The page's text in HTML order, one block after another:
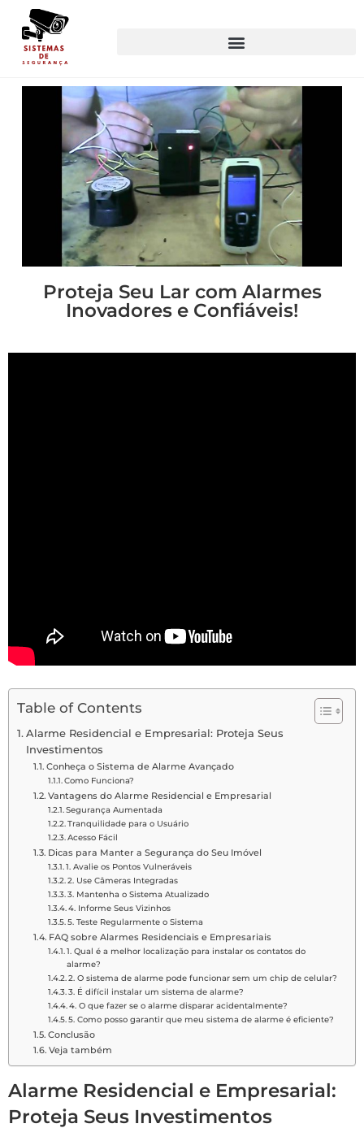
Proteja Seu Lar com Alarmes
Inovadores e Confiáveis!
Table of Contents
Alarme Residencial e Empresarial: Proteja Seus
Investimentos
Conheça o Sistema de Alarme Avançado
Como Funciona?
Vantagens do Alarme Residencial e Empresarial
Segurança Aumentada
Tranquilidade para o Usuário
Acesso Fácil
Dicas para Manter a Segurança do Seu Imóvel
1. Avalie os Pontos Vulneráveis
2. Use Câmeras Integradas
3. Mantenha o Sistema Atualizado
4. Informe Seus Vizinhos
5. Teste Regularmente o Sistema
FAQ sobre Alarmes Residenciais e Empresariais
1. Qual é a melhor localização para instalar os contatos do
alarme?
2. O sistema de alarme pode funcionar sem um chip de celular?
3. É difícil instalar um sistema de alarme?
4. O que fazer se o alarme disparar acidentalmente?
5. Como posso garantir que meu sistema de alarme é eficiente?
Conclusão
Veja também
Alarme Residencial e Empresarial:
Proteja Seus Investimentos